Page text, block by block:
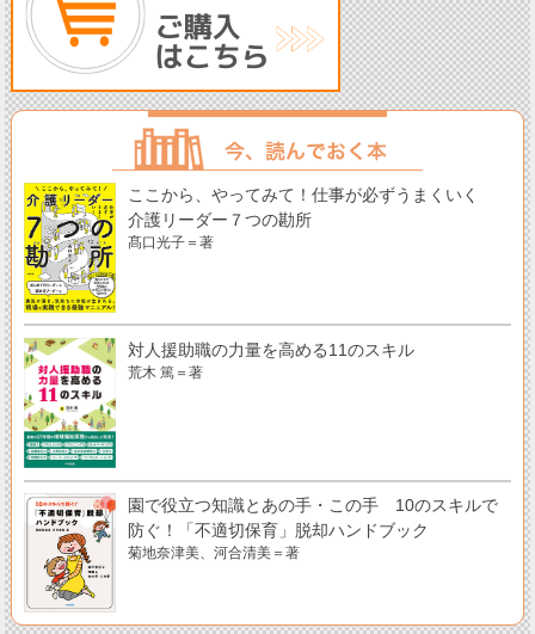
ここから、やってみて！仕事が必ずうまくいく
介護リーダー７つの勘所
髙口光子＝著
対人援助職の力量を高める11のスキル
荒木 篤＝著
園で役立つ知識とあの手・この手 10のスキルで
防ぐ！「不適切保育」脱却ハンドブック
菊地奈津美、河合清美＝著